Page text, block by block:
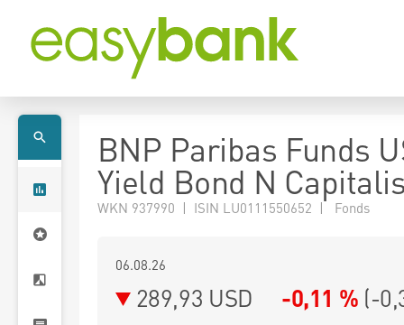
BNP Paribas Funds
Yield Bond N
WKN 937990 | ISIN LU0111550652 | Fonds
06.08.26
289,93 USD -0,11 % (-